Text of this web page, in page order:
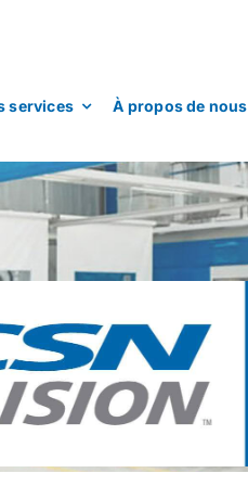
services À propos de nous